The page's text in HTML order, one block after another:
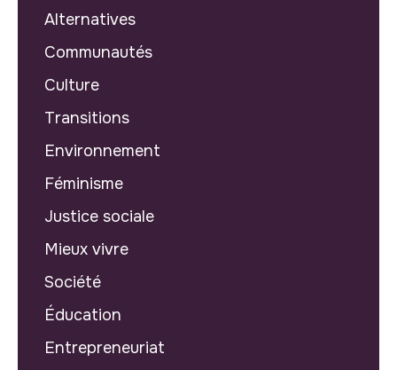
Alternatives
Communautés
Culture
Transitions
Environnement
Féminisme
Justice sociale
Mieux vivre
Société
Éducation
Entrepreneuriat